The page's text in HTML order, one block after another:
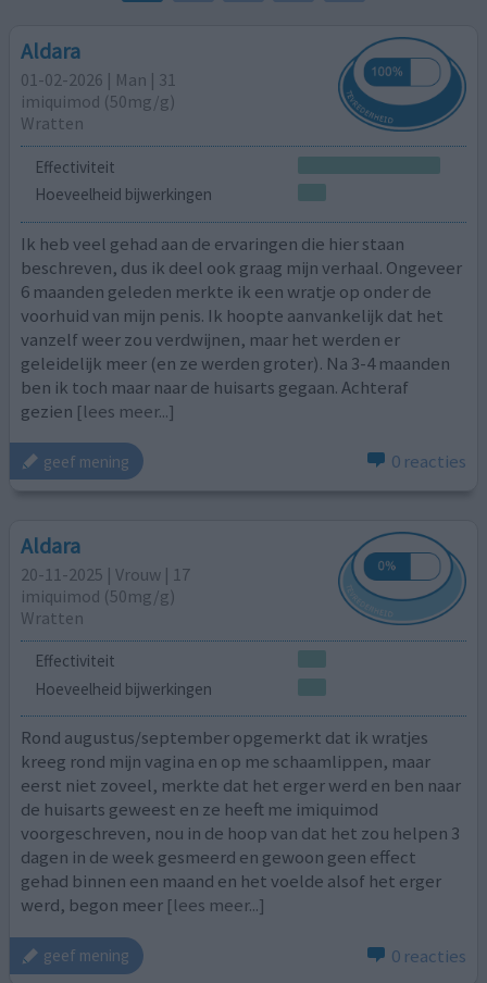
Aldara
01-02-2026 | Man | 31
imiquimod (50mg/g)
Wratten
Effectiviteit
Hoeveelheid bijwerkingen
Ik heb veel gehad aan de ervaringen die hier staan
beschreven, dus ik deel ook graag mijn verhaal. Ongeveer
6 maanden geleden merkte ik een wratje op onder de
voorhuid van mijn penis. Ik hoopte aanvankelijk dat het
vanzelf weer zou verdwijnen, maar het werden er
geleidelijk meer (en ze werden groter). Na 3-4 maanden
ben ik toch maar naar de huisarts gegaan. Achteraf
gezien [lees meer...]
geef mening 0 reacties
Aldara
20-11-2025 | Vrouw | 17
imiquimod (50mg/g)
Wratten
Effectiviteit
Hoeveelheid bijwerkingen
Rond augustus/september opgemerkt dat ik wratjes
kreeg rond mijn vagina en op me schaamlippen, maar
eerst niet zoveel, merkte dat het erger werd en ben naar
de huisarts geweest en ze heeft me imiquimod
voorgeschreven, nou in de hoop van dat het zou helpen 3
dagen in de week gesmeerd en gewoon geen effect
gehad binnen een maand en het voelde alsof het erger
werd, begon meer [lees meer...]
geef mening 0 reacties